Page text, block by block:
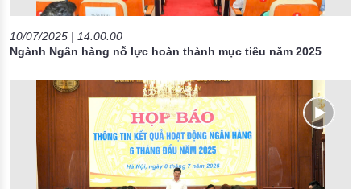
10/07/2025 | 14:00:00
Ngành Ngân hàng nỗ lực hoàn thành mục tiêu năm 2025